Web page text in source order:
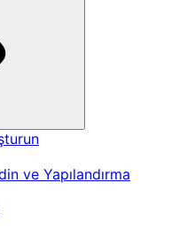
ve Yapılandırma